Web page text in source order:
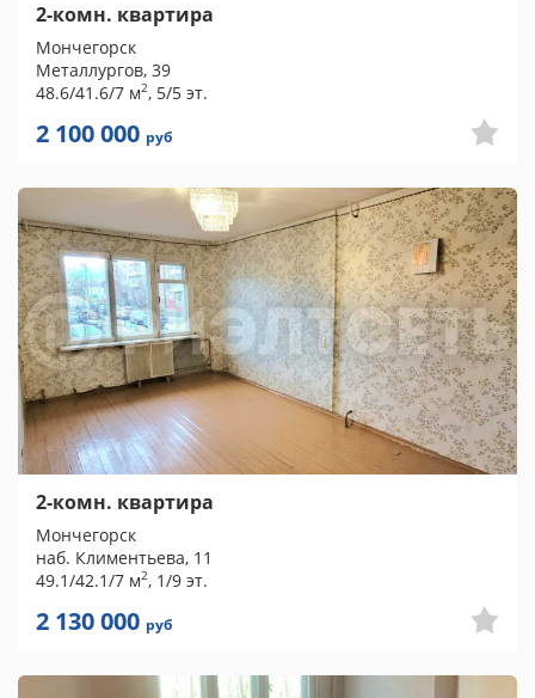
2-комн. квартира
Мончегорск
Металлургов, 39
48.6/41.6/7 м2, 5/5 эт.
2 100 000 руб
2-комн. квартира
Мончегорск
наб. Климентьева, 11
49.1/42.1/7 м2, 1/9 эт.
2 130 000 руб